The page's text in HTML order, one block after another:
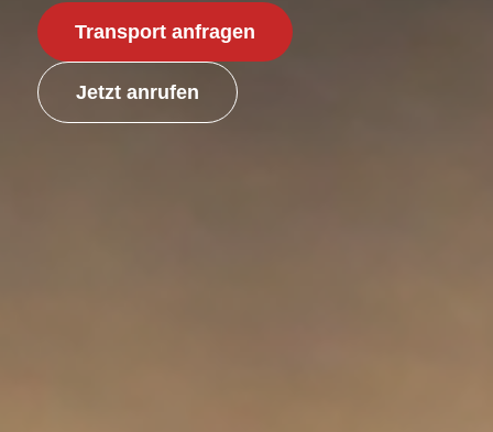
Transport anfragen
Jetzt anrufen